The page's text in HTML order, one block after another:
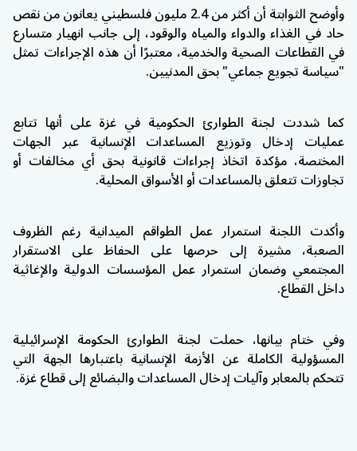
وأوضح الثوابتة أن أكثر من 2.4 مليون فلسطيني يعانون من نقص
حاد في الغذاء والدواء والمياه والوقود، إلى جانب انهيار متسارع
في القطاعات الصحية والخدمية، معتبرًا أن هذه الإجراءات تمثل
"سياسة تجويع جماعي" بحق المدنيين.
كما شددت لجنة الطوارئ الحكومية في غزة على أنها تتابع
عمليات إدخال وتوزيع المساعدات الإنسانية عبر الجهات
المختصة، مؤكدة اتخاذ إجراءات قانونية بحق أي مخالفات أو
تجاوزات تتعلق بالمساعدات أو الأسواق المحلية.
وأكدت اللجنة استمرار عمل الطواقم الميدانية رغم الظروف
الصعبة، مشيرة إلى حرصها على الحفاظ على الاستقرار
المجتمعي وضمان استمرار عمل المؤسسات الدولية والإغاثية
داخل القطاع.
وفي ختام بيانها، حملت لجنة الطوارئ الحكومة الإسرائيلية
المسؤولية الكاملة عن الأزمة الإنسانية باعتبارها الجهة التي
تتحكم بالمعابر وآليات إدخال المساعدات والبضائع إلى قطاع غزة.